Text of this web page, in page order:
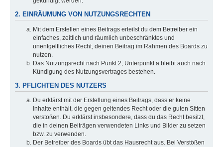
2. EINRÄUMUNG VON NUTZUNGSRECHTEN
Mit dem Erstellen eines Beitrags erteilst du dem Betreiber ein
einfaches, zeitlich und räumlich unbeschränktes und
unentgeltliches Recht, deinen Beitrag im Rahmen des Boards zu
nutzen.
Das Nutzungsrecht nach Punkt 2, Unterpunkt a bleibt auch nach
Kündigung des Nutzungsvertrages bestehen.
3. PFLICHTEN DES NUTZERS
Du erklärst mit der Erstellung eines Beitrags, dass er keine
Inhalte enthält, die gegen geltendes Recht oder die guten Sitten
verstoßen. Du erklärst insbesondere, dass du das Recht besitzt,
die in deinen Beiträgen verwendeten Links und Bilder zu setzen
bzw. zu verwenden.
Der Betreiber des Boards übt das Hausrecht aus. Bei Verstößen